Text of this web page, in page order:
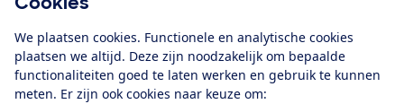
We plaatsen cookies. Functionele en analytische cookies
plaatsen we altijd. Deze zijn noodzakelijk om bepaalde
functionaliteiten goed te laten werken en gebruik te kunnen
meten. Er zijn ook cookies naar keuze om:
Alles over de